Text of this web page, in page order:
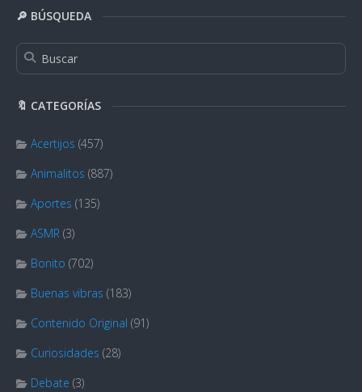
🔎 BÚSQUEDA
🔖 CATEGORÍAS
Acertijos (457)
Animalitos (887)
Aportes (135)
ASMR (3)
Bonito (702)
Buenas vibras (183)
Contenido Original (91)
Curiosidades (28)
Debate (3)